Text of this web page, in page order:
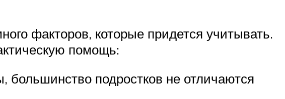
факторов, которые придется учитывать.
помощь:
большинство подростков не отличаются